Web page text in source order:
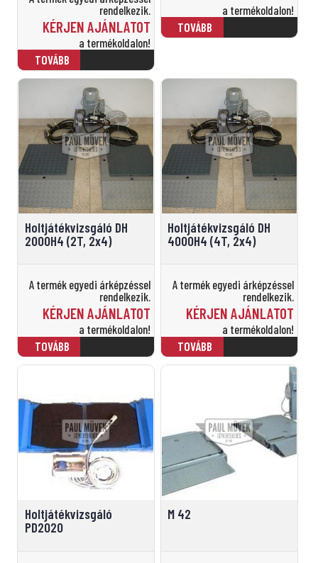
rendelkezik.
KÉRJEN AJÁNLATOT
a termékoldalon!
a termékoldalon!
Holtjátékvizsgáló DH
2000H4 (2T, 2x4)
A termék egyedi árképzéssel
rendelkezik.
KÉRJEN AJÁNLATOT
a termékoldalon!
Holtjátékvizsgáló DH
4000H4 (4T, 2x4)
A termék egyedi árképzéssel
rendelkezik.
KÉRJEN AJÁNLATOT
a termékoldalon!
Holtjátékvizsgáló
PD2020
M 42